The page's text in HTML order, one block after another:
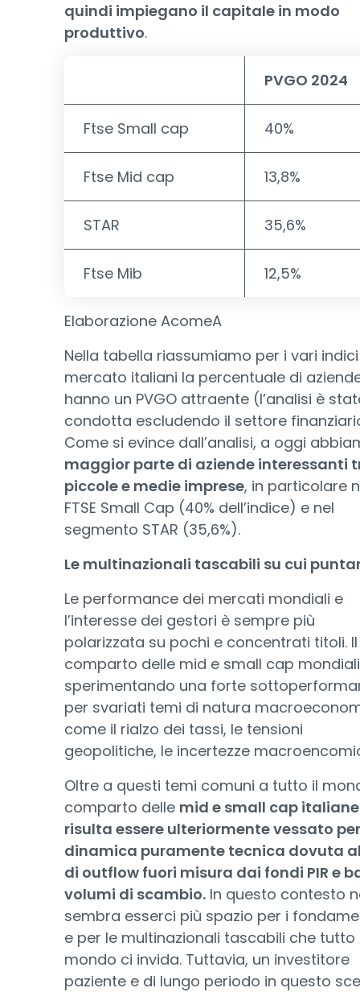
quindi impiegano il capitale in modo
produttivo.
PVGO 2024
Ftse Small cap 40%
Ftse Mid cap 13,8%
STAR 35,6%
Ftse Mib 12,5%
Elaborazione AcomeA
Nella tabella riassumiamo per i vari
mercato italiani la percentuale di
hanno un PVGO attraente (l’analisi è
condotta escludendo il settore
Come si evince dall’analisi, a oggi
maggior parte di aziende interessanti
piccole e medie imprese, in particolare
FTSE Small Cap (40% dell’indice) e nel
segmento STAR (35,6%).
Le multinazionali tascabili su cui
Le performance dei mercati mondiali e
l’interesse dei gestori è sempre più
polarizzata su pochi e concentrati titoli. Il
comparto delle mid e small cap
sperimentando una forte
per svariati temi di natura
come il rialzo dei tassi, le tensioni
geopolitiche, le incertezze
Oltre a questi temi comuni a tutto il
comparto delle mid e small cap italiane
risulta essere ulteriormente vessato
dinamica puramente tecnica dovuta
di outflow fuori misura dai fondi PIR e
volumi di scambio. In questo contesto
sembra esserci più spazio per i
e per le multinazionali tascabili che tutto
mondo ci invida. Tuttavia, un investitore
paziente e di lungo periodo in questo